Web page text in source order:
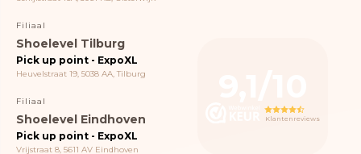
Filiaal
Shoelevel Tilburg
Pick up point - ExpoXL
Heuvelstraat 19, 5038 AA, Tilburg
Filiaal
Shoelevel Eindhoven
Pick up point - ExpoXL
Vrijstraat 8, 5611 AV Eindhoven
Klantenreviews